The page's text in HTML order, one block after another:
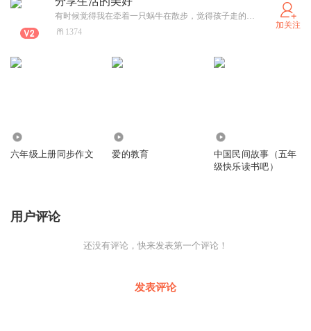
有时候觉得我在牵着一只蜗牛在散步，觉得孩子走的很慢很慢 有时候又觉得是孩子牵着我在散步，觉得我走的很慢很慢，都跟不上孩子的脚步 孩子，你是花朵 ，是向日葵，是我的希望...... 我们一起学习，一起成长！一起与大家分享快乐，分享美好......
1374
加关注
六年级上册同步作文 爱的教育
中国民间故事（五年
级快乐读书吧）
用户评论
还没有评论，快来发表第一个评论！
发表评论